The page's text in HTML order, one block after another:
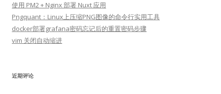
使用 PM2 + Nginx 部署 Nuxt 应用
Pngquant：Linux上压缩PNG图像的命令行实用工具
docker部署grafana密码忘记后的重置密码步骤
vim 关闭自动缩进
近期评论